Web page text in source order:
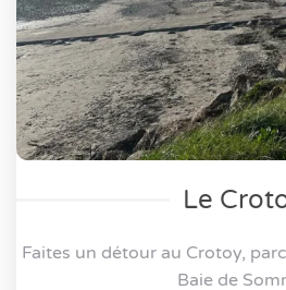
Le
Faites un détour au Crotoy,
Baie de